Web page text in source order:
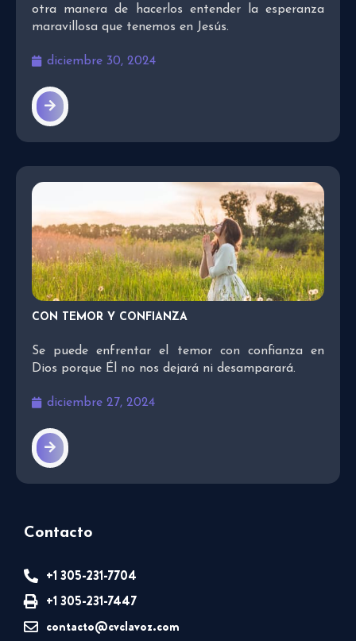
otra manera de hacerlos entender la esperanza
maravillosa que tenemos en Jesús.
diciembre 30, 2024
CON TEMOR Y CONFIANZA
Se puede enfrentar el temor con confianza en
Dios porque Él no nos dejará ni desamparará.
diciembre 27, 2024
Contacto
+1 305-231-7704
+1 305-231-7447
contacto@cvclavoz.com